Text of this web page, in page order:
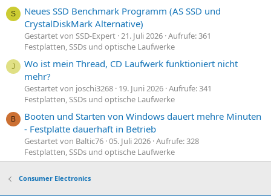
S
Neues SSD Benchmark Programm (AS SSD und
CrystalDiskMark Alternative)
Gestartet von SSD-Expert 21. Juli 2026 Aufrufe: 361
Festplatten, SSDs und optische Laufwerke
J
Wo ist mein Thread, CD Laufwerk funktioniert nicht
mehr?
Gestartet von joschi3268 19. Juni 2026 Aufrufe: 341
Festplatten, SSDs und optische Laufwerke
B
Booten und Starten von Windows dauert mehre Minuten
- Festplatte dauerhaft in Betrieb
Gestartet von Baltic76 05. Juli 2026 Aufrufe: 328
Festplatten, SSDs und optische Laufwerke
Consumer Electronics